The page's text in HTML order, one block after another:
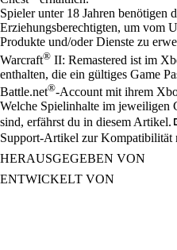
Spieler unter 18 Jahren benötigen
Erziehungsberechtigten, um vom
Produkte und/oder Dienste zu
Warcraft® II: Remastered ist im
enthalten, die ein gültiges Game
Battle.net®-Account mit ihrem
Welche Spielinhalte im jeweiligen
sind, erfährst du in diesem Artikel.
Support-Artikel zur Kompatibilität
HERAUSGEGEBEN VON
ENTWICKELT VON